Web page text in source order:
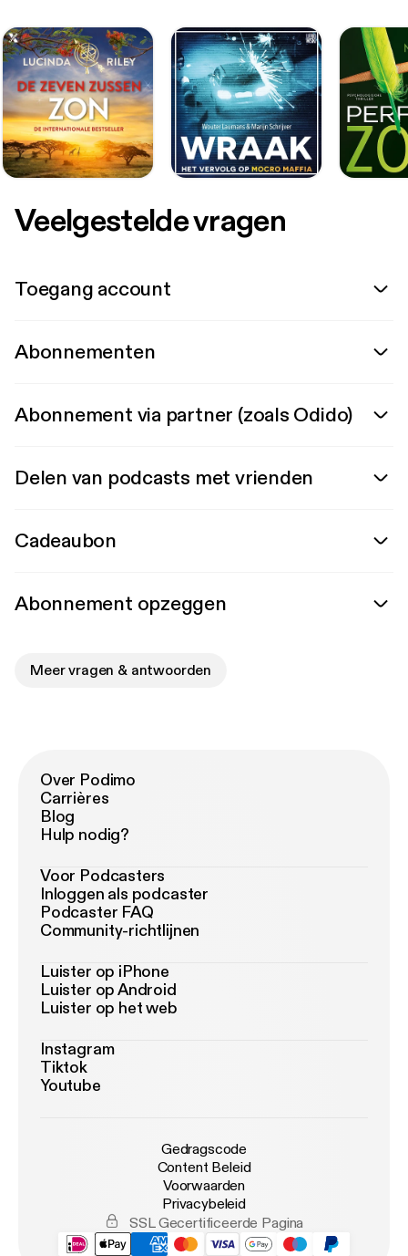
Veelgestelde vragen
Toegang account
Abonnementen
Abonnement via partner (zoals Odido)
Delen van podcasts met vrienden
Cadeaubon
Abonnement opzeggen
Meer vragen & antwoorden
Over Podimo
Carrières
Blog
Hulp nodig?
Voor Podcasters
Inloggen als podcaster
Podcaster FAQ
Community-richtlijnen
Luister op iPhone
Luister op Android
Luister op het web
Instagram
Tiktok
Youtube
Gedragscode
Content Beleid
Voorwaarden
Privacybeleid
SSL Gecertificeerde Pagina